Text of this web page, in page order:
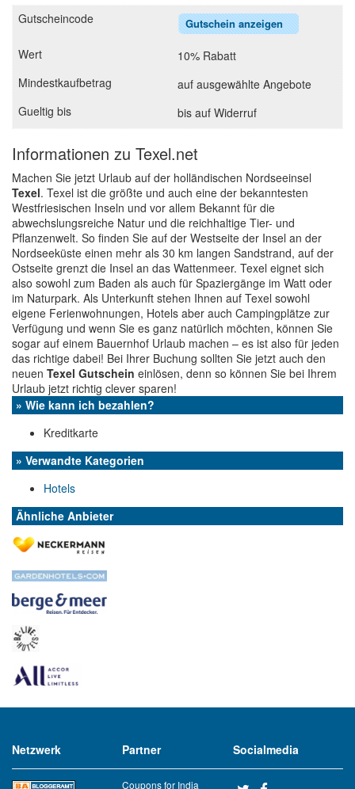
Gutschein anzeigen
10% Rabatt
auf ausgewählte Angebote
bis auf Widerruf
Informationen zu Texel.net
Machen Sie jetzt Urlaub auf der holländischen Nordseeinsel
Texel. Texel ist die größte und auch eine der bekanntesten
Westfriesischen Inseln und vor allem Bekannt für die
abwechslungsreiche Natur und die reichhaltige Tier- und
Pflanzenwelt. So finden Sie auf der Westseite der Insel an der
Nordseeküste einen mehr als 30 km langen Sandstrand, auf der
Ostseite grenzt die Insel an das Wattenmeer. Texel eignet sich
also sowohl zum Baden als auch für Spaziergänge im Watt oder
im Naturpark. Als Unterkunft stehen Ihnen auf Texel sowohl
eigene Ferienwohnungen, Hotels aber auch Campingplätze zur
Verfügung und wenn Sie es ganz natürlich möchten, können Sie
sogar auf einem Bauernhof Urlaub machen – es ist also für jeden
das richtige dabei! Bei Ihrer Buchung sollten Sie jetzt auch den
neuen Texel Gutschein einlösen, denn so können Sie bei Ihrem
Urlaub jetzt richtig clever sparen!
» Wie kann ich bezahlen?
Kreditkarte
» Verwandte Kategorien
Hotels
Ähnliche Anbieter
Netzwerk Partner
Coupons for India
Socialmedia